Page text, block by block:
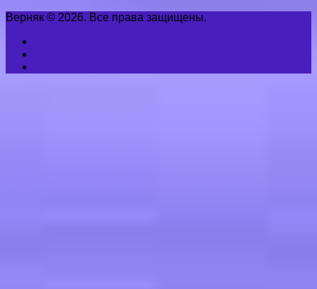
Верняк © 2026. Все права защищены.